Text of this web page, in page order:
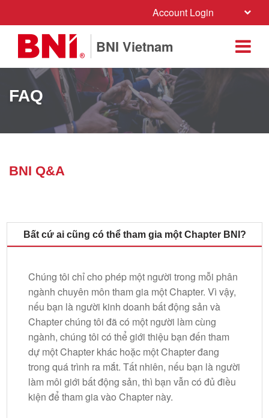
Account Login
BNI Vietnam
FAQ
BNI Q&A
Bất cứ ai cũng có thể tham gia một Chapter BNI?
Chúng tôi chỉ cho phép một người trong mỗi phân
ngành chuyên môn tham gia một Chapter. Vì vậy,
nếu bạn là người kinh doanh bất động sản và
Chapter chúng tôi đã có một người làm cùng
ngành, chúng tôi có thể giới thiệu bạn đến tham
dự một Chapter khác hoặc một Chapter đang
trong quá trình ra mắt. Tất nhiên, nếu bạn là người
làm môi giới bất động sản, thì bạn vẫn có đủ điều
kiện để tham gia vào Chapter này.